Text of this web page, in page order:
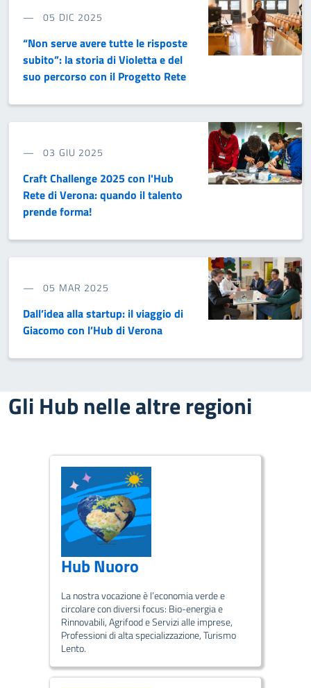
05 DIC 2025
“Non serve avere tutte le risposte
subito”: la storia di Violetta e del
suo percorso con il Progetto Rete
03 GIU 2025
Craft Challenge 2025 con l'Hub
Rete di Verona: quando il talento
prende forma!
05 MAR 2025
Dall’idea alla startup: il viaggio di
Giacomo con l’Hub di Verona
Gli Hub nelle altre regioni
Hub Nuoro
La nostra vocazione è l’economia verde e
circolare con diversi focus: Bio-energia e
Rinnovabili, Agrifood e Servizi alle imprese,
Professioni di alta specializzazione, Turismo
Lento.